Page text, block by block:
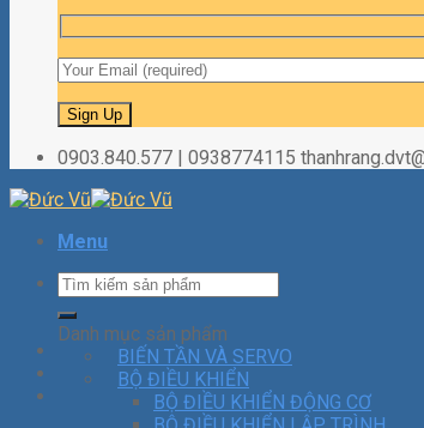
0903.840.577 | 0938774115
Menu
Danh mục sản phẩm
BIẾN TẦN VÀ SERVO
BỘ ĐIỀU KHIỂN
BỘ ĐIỀU KHIỂN ĐỘNG CƠ